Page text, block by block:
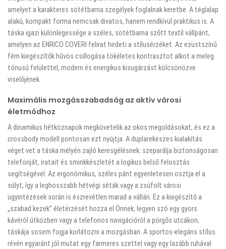
amelyet a karakteres sötétbarna szegélyek foglalnak keretbe. A téglalap
alakú, kompakt forma nemcsak divatos, hanem rendkívül praktikus is. A
táska igazi különlegessége a széles, sötétbarna szőtt textil vállpánt,
amelyen az ENRICO COVERI felirat hirdeti a stílusérzéket. Az ezüstszínű
fém kiegészítők hűvös csillogása tökéletes kontrasztot alkot a meleg
tónusú felülettel, modern és energikus kisugárzást kölcsönözve
viselőjének.
Maximális mozgásszabadság az aktív városi
életmódhoz
A dinamikus hétköznapok megkövetelik az okos megoldásokat, és ez a
crossbody modell pontosan ezt nyújtja. A duplarekeszes kialakítás
véget vet a táska mélyén zajló keresgélésnek: szeparálja biztonságosan
telefonját, iratait és sminkkészletét a logikus belső felosztás
segítségével. Az ergonómikus, széles pánt egyenletesen osztja el a
súlyt, így a leghosszabb hétvégi séták vagy a zsúfolt városi
ügyintézések során is észrevétlen marad a vállán. Ez a kiegészítő a
„szabad kezek” életérzését hozza el Önnek; legyen szó egy gyors
kávéról útközben vagy a telefonos navigációról a pörgős utcákon,
táskája sosem fogja korlátozni a mozgásban. A sportos-elegáns stílus
révén egyaránt jól mutat egy farmeres szettel vagy egy lazább ruhával